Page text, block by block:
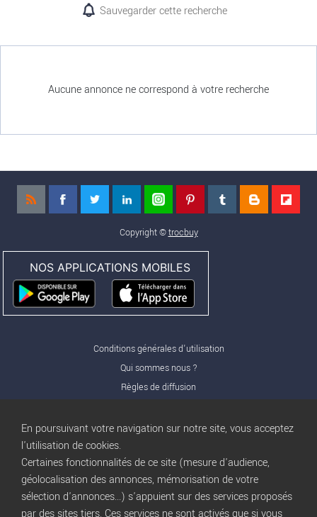
Sauvegarder cette recherche
Aucune annonce ne correspond à votre recherche
Copyright ©trocbuy
NOS APPLICATIONS MOBILES
Conditions générales d'utilisation
Qui sommes nous ?
Règles de diffusion
Nos offres Pro
Publicité
Conditions d’Utilisation
Privacy Policy
En poursuivant votre navigation sur notre site, vous acceptez
l'utilisation de cookies.
Certaines fonctionnalités de ce site (mesure d'audience,
géolocalisation des annonces, mémorisation de votre
sélection d'annonces...) s'appuient sur des services proposés
par des sites tiers. Ces services ne sont activés que si vous